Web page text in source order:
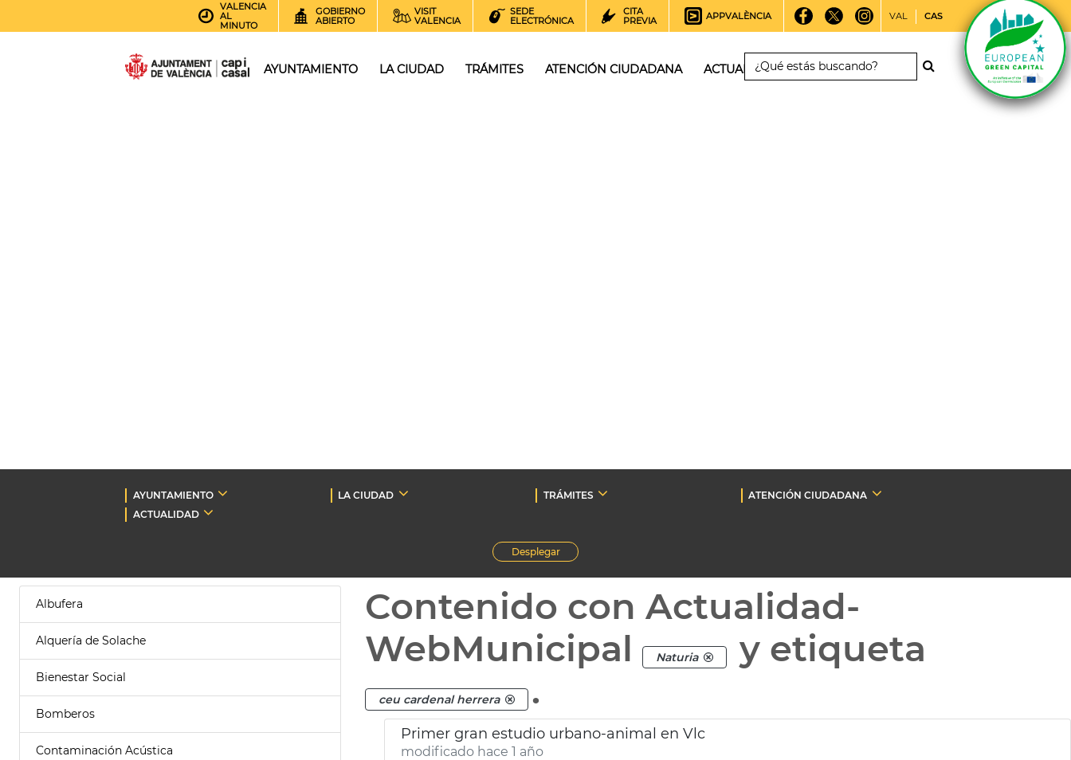
VALENCIA
AL
MINUTO
GOBIERNO
ABIERTO
VISIT
VALENCIA
SEDE
ELECTRÓNICA
CITA
PREVIA
APPVALÈNCIA VAL CAS
AYUNTAMIENTO LA CIUDAD TRÁMITES ATENCIÓN CIUDADANA ACTUALIDAD
AYUNTAMIENTO LA CIUDAD TRÁMITES
ATENCIÓN CIUDADANA
ACTUALIDAD
Desplegar
Albufera
Alquería de Solache
Bienestar Social
Bomberos
Contaminación Acústica
Contenido con Actualidad-
WebMunicipal
Naturia y etiqueta
ceu cardenal herrera .
Primer gran estudio urbano-animal en Vlc
modificado hace 1 año